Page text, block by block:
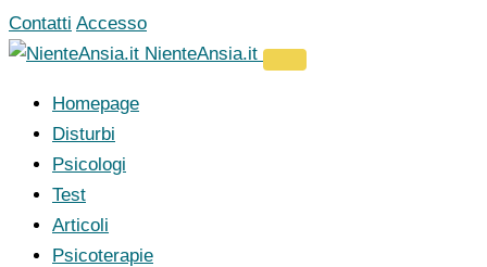
Vai
al
Contatti Accesso
NienteAnsia.it
Homepage
Disturbi
Psicologi
Test
Articoli
Psicoterapie